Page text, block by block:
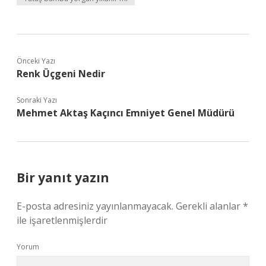
Önceki Yazı
Renk Üçgeni Nedir
Sonraki Yazı
Mehmet Aktaş Kaçıncı Emniyet Genel Müdürü
Bir yanıt yazın
E-posta adresiniz yayınlanmayacak. Gerekli alanlar*
ile işaretlenmişlerdir
Yorum